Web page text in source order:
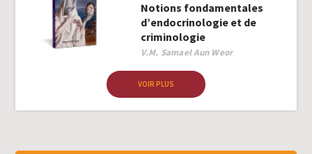
Notions fondamentales
d’endocrinologie et de
criminologie
Author
V.M. Samael Aun Weor
VOIR PLUS